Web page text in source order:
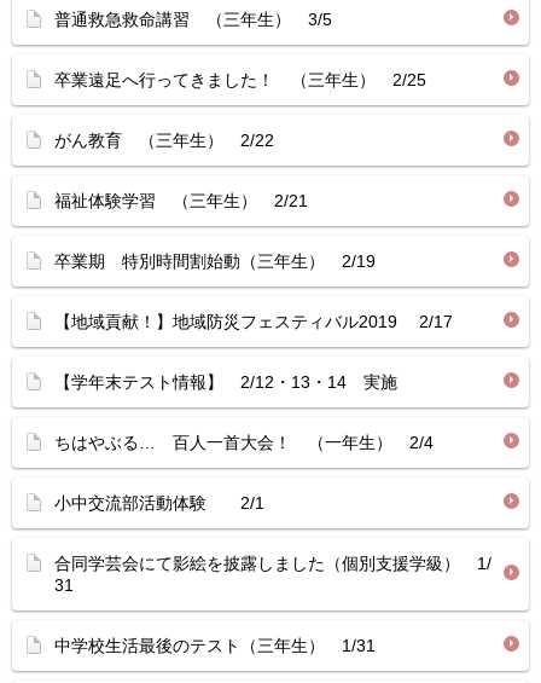
普通救急救命講習 （三年生） 3/5
卒業遠足へ行ってきました！ （三年生） 2/25
がん教育 （三年生） 2/22
福祉体験学習 （三年生） 2/21
卒業期 特別時間割始動（三年生） 2/19
【地域貢献！】地域防災フェスティバル2019 2/17
【学年末テスト情報】 2/12・13・14 実施
ちはやぶる… 百人一首大会！ （一年生） 2/4
小中交流部活動体験 2/1
合同学芸会にて影絵を披露しました（個別支援学級） 1/
31
中学校生活最後のテスト（三年生） 1/31